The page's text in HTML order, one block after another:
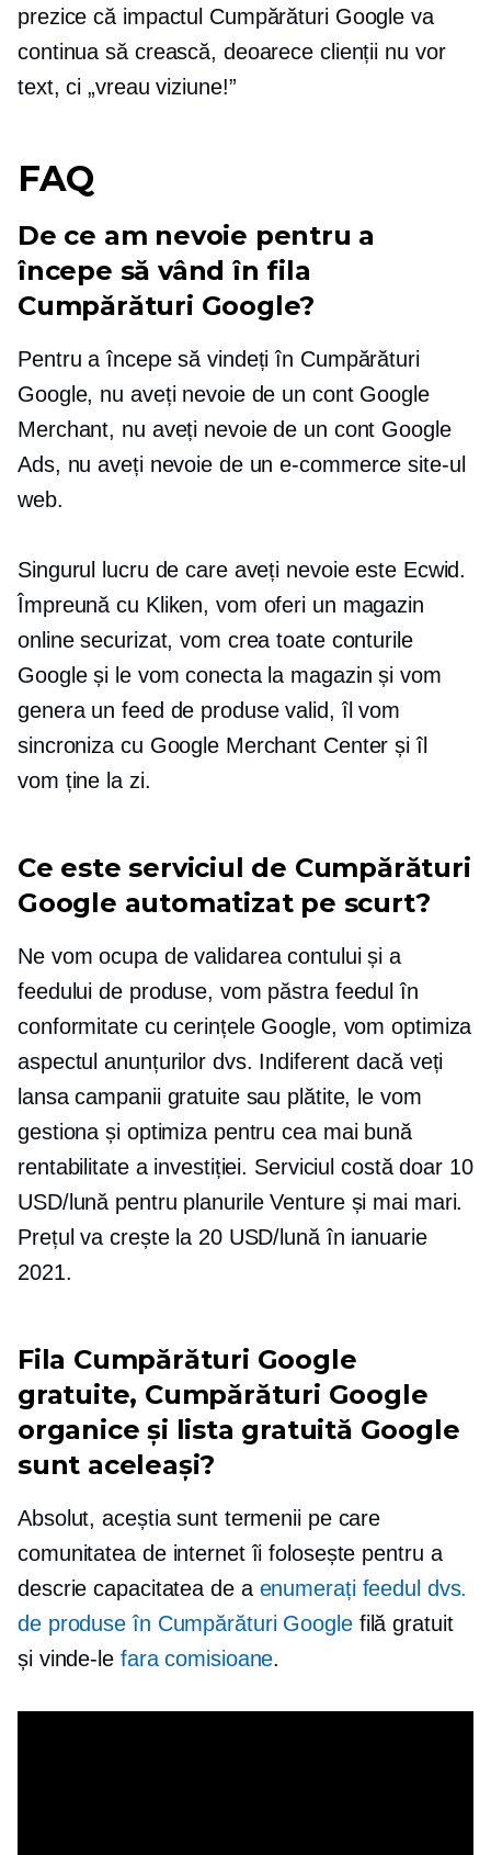
prezice că impactul Cumpărături Google va
continua să crească, deoarece clienții nu vor
text, ci „vreau viziune!”
FAQ
De ce am nevoie pentru a
începe să vând în fila
Cumpărături Google?
Pentru a începe să vindeți în Cumpărături
Google, nu aveți nevoie de un cont Google
Merchant, nu aveți nevoie de un cont Google
Ads, nu aveți nevoie de une-commerce site-ul
web.
Singurul lucru de care aveți nevoie este Ecwid.
Împreună cu Kliken, vom oferi un magazin
online securizat, vom crea toate conturile
Google și le vom conecta la magazin și vom
genera un feed de produse valid, îl vom
sincroniza cu Google Merchant Center și îl
vom ține la zi.
Ce este serviciul de Cumpărături
Google automatizat pe scurt?
Ne vom ocupa de validarea contului și a
feedului de produse, vom păstra feedul în
conformitate cu cerințele Google, vom optimiza
aspectul anunțurilor dvs. Indiferent dacă veți
lansa campanii gratuite sau plătite, le vom
gestiona și optimiza pentru cea mai bună
rentabilitate a investiției. Serviciul costă doar 10
USD/lună pentru planurile Venture și mai mari.
Prețul va crește la 20 USD/lună în ianuarie
2021.
Fila Cumpărături Google
gratuite, Cumpărături Google
organice și lista gratuită Google
sunt aceleași?
Absolut, aceștia sunt termenii pe care
comunitatea de internet îi folosește pentru a
descrie capacitatea de a enumerați feedul dvs.
de produse în Cumpărături Googlefilă gratuit
și vinde-le fara comisioane.